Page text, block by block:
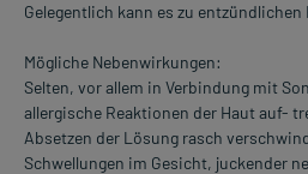
Gelegentlich kann es zu
Mögliche Nebenwirkungen:
Selten, vor allem in Verbindung mit
allergische Reaktionen der Haut auf-
Absetzen der Lösung rasch
Schwellungen im Gesicht, juckender